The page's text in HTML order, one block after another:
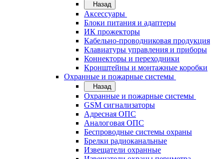
Назад
Аксессуары
Блоки питания и адаптеры
ИК прожекторы
Кабельно-проводниковая продукция
Клавиатуры управления и приборы
Коннекторы и переходники
Кронштейны и монтажные коробки
Охранные и пожарные системы
Назад
Охранные и пожарные системы
GSM сигнализаторы
Адресная ОПС
Аналоговая ОПС
Беспроводные системы охраны
Брелки радиоканальные
Извещатели охранные